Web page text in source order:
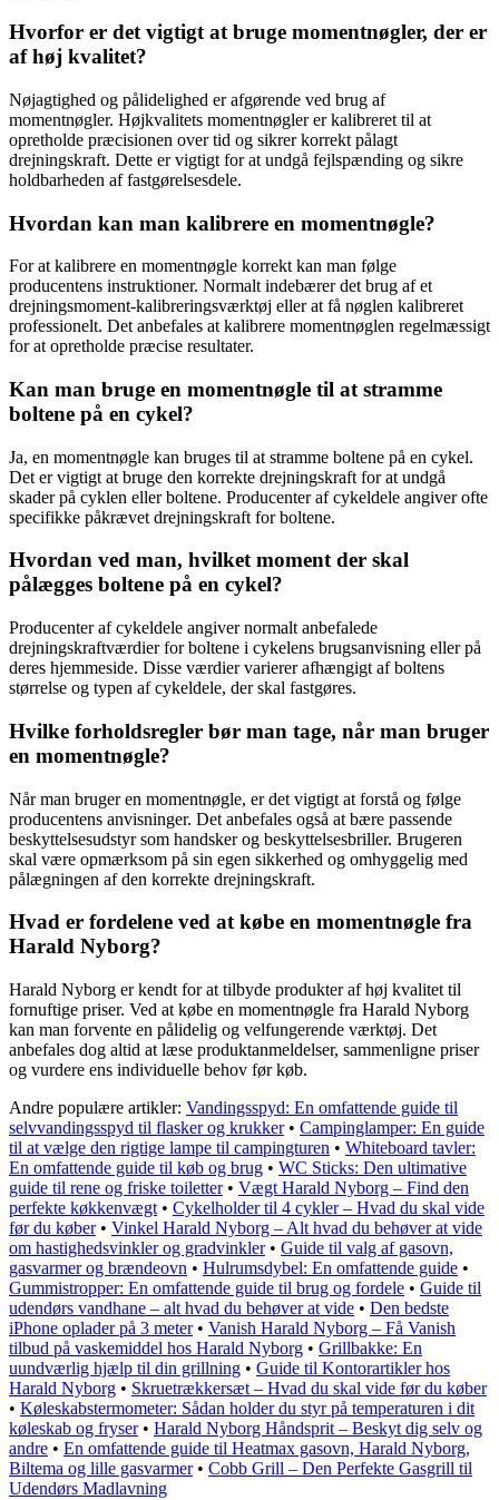
Hvorfor er det vigtigt at bruge momentnøgler, der er
af høj kvalitet?
Nøjagtighed og pålidelighed er afgørende ved brug af
momentnøgler. Højkvalitets momentnøgler er kalibreret til at
opretholde præcisionen over tid og sikrer korrekt pålagt
drejningskraft. Dette er vigtigt for at undgå fejlspænding og sikre
holdbarheden af fastgørelsesdele.
Hvordan kan man kalibrere en momentnøgle?
For at kalibrere en momentnøgle korrekt kan man følge
producentens instruktioner. Normalt indebærer det brug af et
drejningsmoment-kalibreringsværktøj eller at få nøglen kalibreret
professionelt. Det anbefales at kalibrere momentnøglen regelmæssigt
for at opretholde præcise resultater.
Kan man bruge en momentnøgle til at stramme
boltene på en cykel?
Ja, en momentnøgle kan bruges til at stramme boltene på en cykel.
Det er vigtigt at bruge den korrekte drejningskraft for at undgå
skader på cyklen eller boltene. Producenter af cykeldele angiver ofte
specifikke påkrævet drejningskraft for boltene.
Hvordan ved man, hvilket moment der skal
pålægges boltene på en cykel?
Producenter af cykeldele angiver normalt anbefalede
drejningskraftværdier for boltene i cykelens brugsanvisning eller på
deres hjemmeside. Disse værdier varierer afhængigt af boltens
størrelse og typen af cykeldele, der skal fastgøres.
Hvilke forholdsregler bør man tage, når man bruger
en momentnøgle?
Når man bruger en momentnøgle, er det vigtigt at forstå og følge
producentens anvisninger. Det anbefales også at bære passende
beskyttelsesudstyr som handsker og beskyttelsesbriller. Brugeren
skal være opmærksom på sin egen sikkerhed og omhyggelig med
pålægningen af den korrekte drejningskraft.
Hvad er fordelene ved at købe en momentnøgle fra
Harald Nyborg?
Harald Nyborg er kendt for at tilbyde produkter af høj kvalitet til
fornuftige priser. Ved at købe en momentnøgle fra Harald Nyborg
kan man forvente en pålidelig og velfungerende værktøj. Det
anbefales dog altid at læse produktanmeldelser, sammenligne priser
og vurdere ens individuelle behov før køb.
Andre populære artikler: Vandingsspyd: En omfattende guide til
selvvandingsspyd til flasker og krukker• Campinglamper: En guide
til at vælge den rigtige lampe til campingturen • Whiteboard tavler:
En omfattende guide til køb og brug • WC Sticks: Den ultimative
guide til rene og friske toiletter• Vægt Harald Nyborg – Find den
perfekte køkkenvægt • Cykelholder til 4 cykler – Hvad du skal vide
før du køber• Vinkel Harald Nyborg – Alt hvad du behøver at vide
om hastighedsvinkler og gradvinkler• Guide til valg af gasovn,
gasvarmer og brændeovn • Hulrumsdybel: En omfattende guide •
Gummistropper: En omfattende guide til brug og fordele • Guide til
udendørs vandhane – alt hvad du behøver at vide • Den bedste
iPhone oplader på 3 meter• Vanish Harald Nyborg – Få Vanish
tilbud på vaskemiddel hos Harald Nyborg • Grillbakke: En
uundværlig hjælp til din grillning • Guide til Kontorartikler hos
Harald Nyborg • Skruetrækkersæt – Hvad du skal vide før du køber
• Køleskabstermometer: Sådan holder du styr på temperaturen i dit
køleskab og fryser• Harald Nyborg Håndsprit – Beskyt dig selv og
andre • En omfattende guide til Heatmax gasovn, Harald Nyborg,
Biltema og lille gasvarmer• Cobb Grill – Den Perfekte Gasgrill til
Udendørs Madlavning